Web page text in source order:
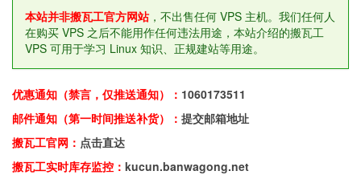
本站并非搬瓦工官方网站，不出售任何 VPS 主机。我们任何人
在购买 VPS 之后不能用作任何违法用途，本站介绍的搬瓦工
VPS 可用于学习 Linux 知识、正规建站等用途。
优惠通知（禁言，仅推送通知）： 1060173511
邮件通知（第一时间推送补货）： 提交邮箱地址
搬瓦工官网： 点击直达
搬瓦工实时库存监控： kucun.banwagong.net